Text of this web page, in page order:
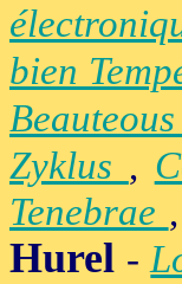
bien
Beauteous
Zyklus ,
Tenebrae
Hurel -